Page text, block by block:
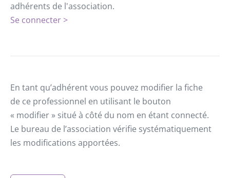
adhérents de l'association.
Se connecter >
En tant qu’adhérent vous pouvez modifier la fiche
de ce professionnel en utilisant le bouton
« modifier » situé à côté du nom en étant connecté.
Le bureau de l’association vérifie systématiquement
les modifications apportées.